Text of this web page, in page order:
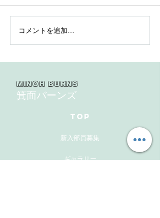
2025年度 Bクラス 関西団
地連盟 第110回中央決勝
コメントを追加…
MINOH BURNS
箕面バーンズ
TOP
新入部員募集
ギャラリー